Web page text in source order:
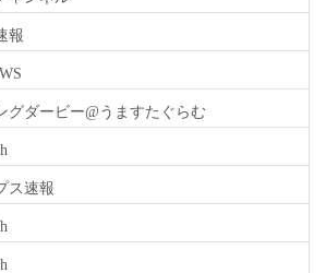
報
ダービー@うますたぐらむ
ス速報